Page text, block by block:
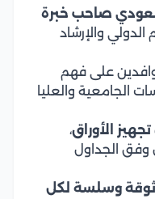
صاحب خبرة
الدولي والإرشاد
على فهم
الجامعية والعليا
الأوراق،
وفق الجداول
وسلسة لكل